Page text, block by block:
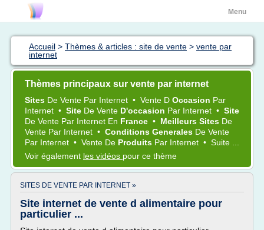
Menu
Accueil > Thèmes & articles : site de vente > vente par
internet
Thèmes principaux sur vente par internet
Sites De Vente Par Internet • Vente D Occasion Par
Internet • Site De Vente D'occasion Par Internet • Site
De Vente Par Internet En France • Meilleurs Sites De
Vente Par Internet • Conditions Generales De Vente
Par Internet • Vente De Produits Par Internet • Suite ...
Voir également les vidéos pour ce thème
SITES DE VENTE PAR INTERNET »
Site internet de vente d alimentaire pour
particulier ...